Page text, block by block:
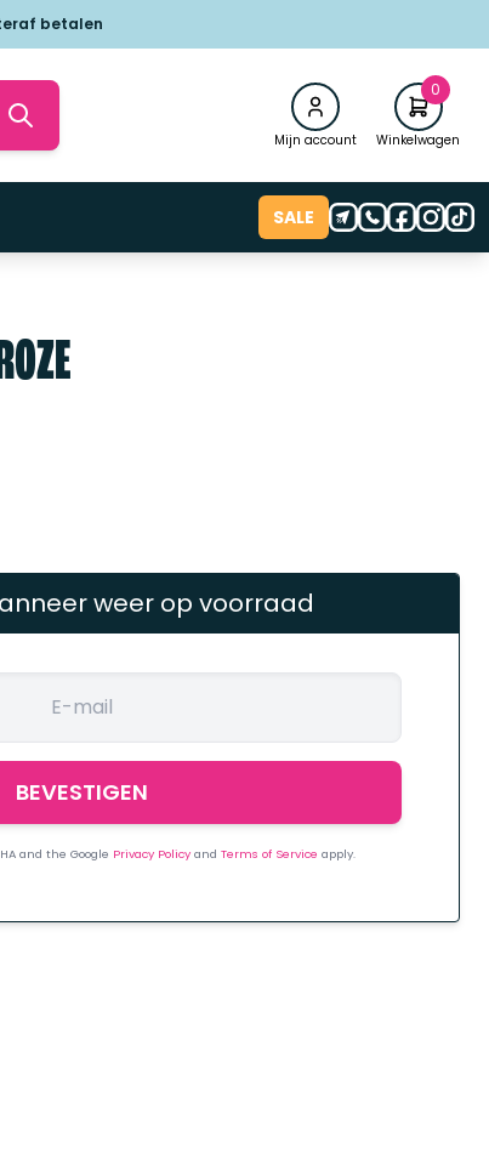
betalen
Mijn account
0
Winkelwagen
SALE
weer op voorraad
and the Google Privacy Policy and Terms of Service apply.